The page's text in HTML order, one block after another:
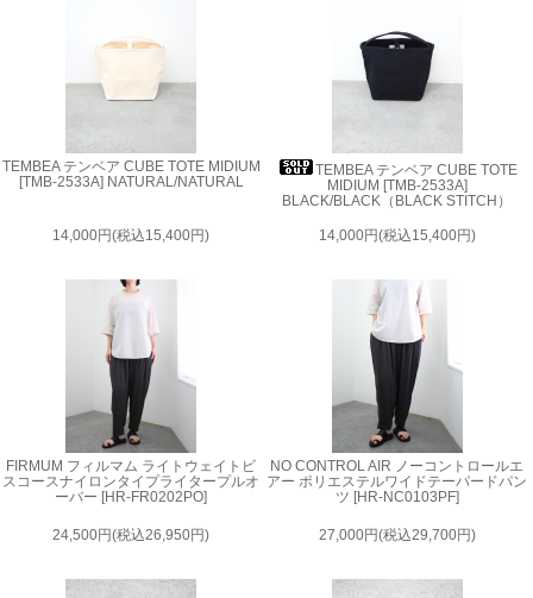
TEMBEA テンベア CUBE TOTE MIDIUM
[TMB-2533A] NATURAL/NATURAL
14,000円(税込15,400円)
TEMBEA テンベア CUBE TOTE
MIDIUM [TMB-2533A]
BLACK/BLACK（BLACK STITCH）
14,000円(税込15,400円)
FIRMUM フィルマム ライトウェイトビ
スコースナイロンタイプライタープルオ
ーバー [HR-FR0202PO]
24,500円(税込26,950円)
NO CONTROL AIR ノーコントロールエ
アー ポリエステルワイドテーパードパン
ツ [HR-NC0103PF]
27,000円(税込29,700円)